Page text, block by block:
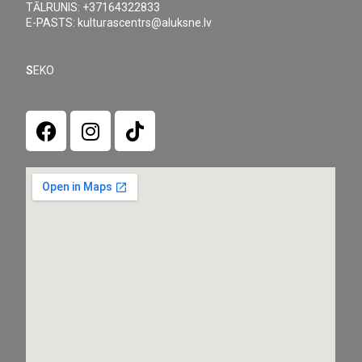
TĀLRUNIS: +37164322833
E-PASTS: kulturascentrs@aluksne.lv
SEKO